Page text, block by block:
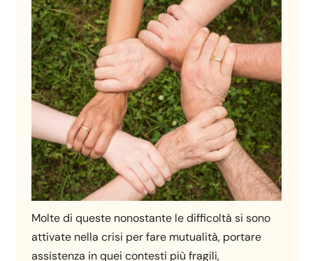
Molte di queste nonostante le difficoltà si sono
attivate nella crisi per fare mutualità, portare
assistenza in quei contesti più fragili,